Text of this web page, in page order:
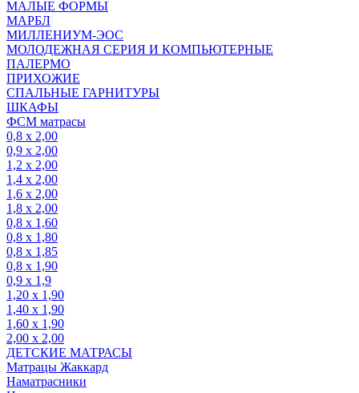
МАЛЫЕ ФОРМЫ
МАРБЛ
МИЛЛЕНИУМ-ЭОС
МОЛОДЕЖНАЯ СЕРИЯ И КОМПЬЮТЕРНЫЕ
ПАЛЕРМО
ПРИХОЖИЕ
СПАЛЬНЫЕ ГАРНИТУРЫ
ШКАФЫ
ФСМ матрасы
0,8 х 2,00
0,9 х 2,00
1,2 х 2,00
1,4 х 2,00
1,6 х 2,00
1,8 х 2,00
0,8 х 1,60
0,8 х 1,80
0,8 х 1,85
0,8 х 1,90
0,9 х 1,9
1,20 х 1,90
1,40 х 1,90
1,60 х 1,90
2,00 х 2,00
ДЕТСКИЕ МАТРАСЫ
Матрацы Жаккард
Наматрасники